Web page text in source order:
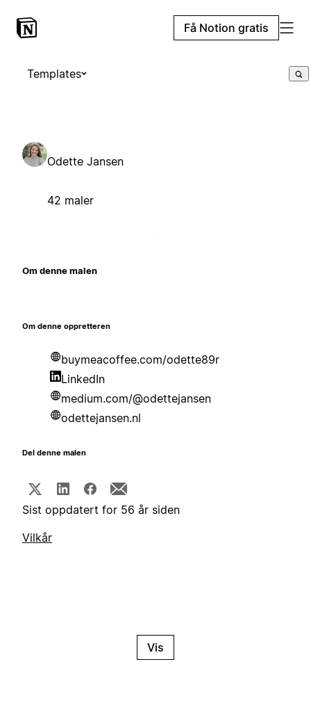
Få Notion gratis
Templates
Odette Jansen
42 maler
Om denne malen
Om denne oppretteren
buymeacoffee.com/odette89r
LinkedIn
medium.com/@odettejansen
odettejansen.nl
Del denne malen
Sist oppdatert for 56 år siden
Vilkår
Vis